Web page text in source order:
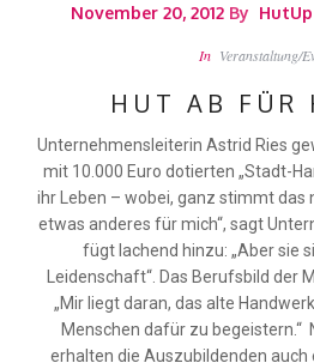
November 20, 2012 By HutUp
In Veranstaltung/
HUT AB FÜR
Unternehmensleiterin Astrid Ries
mit 10.000 Euro dotierten „Stadt-
ihr Leben – wobei, ganz stimmt das
etwas anderes für mich“, sagt
fügt lachend hinzu: „Aber sie
Leidenschaft“. Das Berufsbild der
„Mir liegt daran, das alte
Menschen dafür zu begeistern.“
erhalten die Auszubildenden auch